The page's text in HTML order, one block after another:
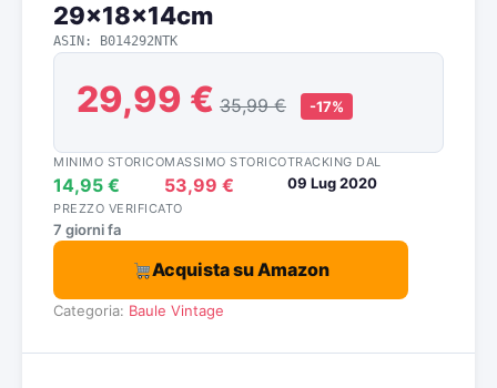
29x18x14cm
ASIN: B014292NTK
29,99 € 35,99 € -17%
MINIMO STORICO
14,95 €
MASSIMO STORICO
53,99 €
TRACKING DAL
09 Lug 2020
PREZZO VERIFICATO
7 giorni fa
Acquista su Amazon
Categoria: Baule Vintage